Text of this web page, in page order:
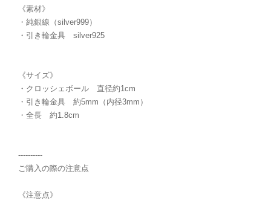
《素材》
・純銀線（silver999）
・引き輪金具 silver925
《サイズ》
・クロッシェボール 直径約1cm
・引き輪金具 約5mm（内径3mm）
・全長 約1.8cm
----------
ご購入の際の注意点
《注意点》